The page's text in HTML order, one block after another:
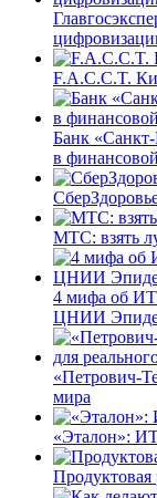
F.A.C.C.T.
Банк
в
МТС: взять
4 мифа об
ЦНИИ
«Петрович-
мира
«Эталон»:
Продуктовая